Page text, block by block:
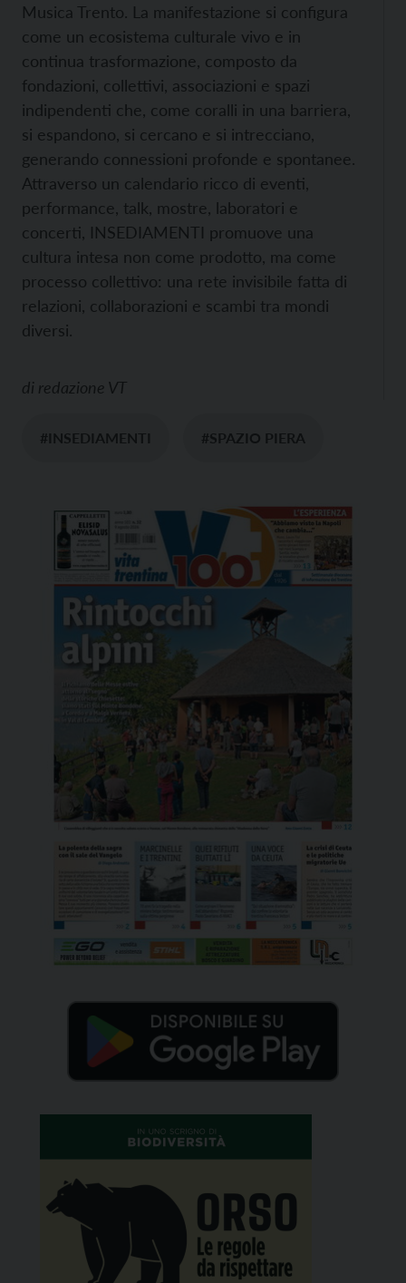
Musica Trento. La manifestazione si configura
come un ecosistema culturale vivo e in
continua trasformazione, composto da
fondazioni, collettivi, associazioni e spazi
indipendenti che, come coralli in una barriera,
si espandono, si cercano e si intrecciano,
generando connessioni profonde e spontanee.
Attraverso un calendario ricco di eventi,
performance, talk, mostre, laboratori e
concerti, INSEDIAMENTI promuove una
cultura intesa non come prodotto, ma come
processo collettivo: una rete invisibile fatta di
relazioni, collaborazioni e scambi tra mondi
diversi.
di redazione VT
#INSEDIAMENTI #SPAZIO PIERA